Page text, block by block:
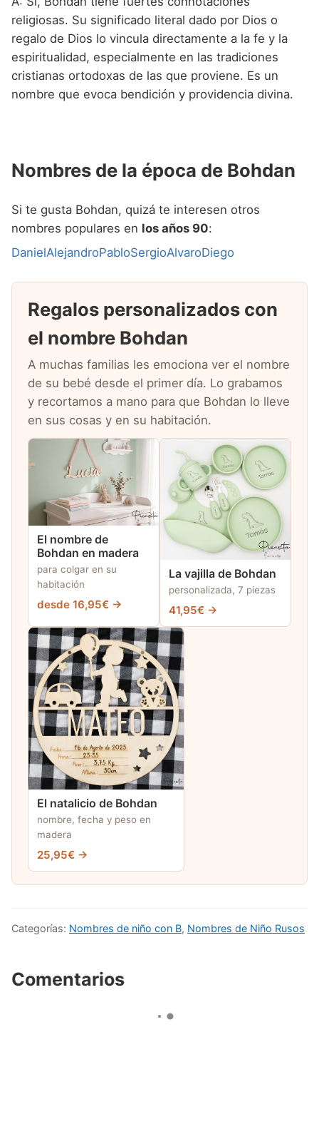
religiosas. Su significado literal dado por Dios o
regalo de Dios lo vincula directamente a la fe y la
espiritualidad, especialmente en las tradiciones
cristianas ortodoxas de las que proviene. Es un
nombre que evoca bendición y providencia divina.
Nombres de la época de Bohdan
Si te gusta Bohdan, quizá te interesen otros
nombres populares en los años 90:
DanielAlejandroPabloSergioAlvaroDiego
Regalos personalizados con
el nombre Bohdan
A muchas familias les emociona ver el nombre
de su bebé desde el primer día. Lo grabamos
y recortamos a mano para que Bohdan lo lleve
en sus cosas y en su habitación.
El nombre de
Bohdan en madera
para colgar en su
habitación
desde 16,95€ →
La vajilla de Bohdan
personalizada, 7 piezas
41,95€ →
El natalicio de Bohdan
nombre, fecha y peso en
madera
25,95€ →
Categorías: Nombres de niño con B, Nombres de Niño Rusos
Comentarios